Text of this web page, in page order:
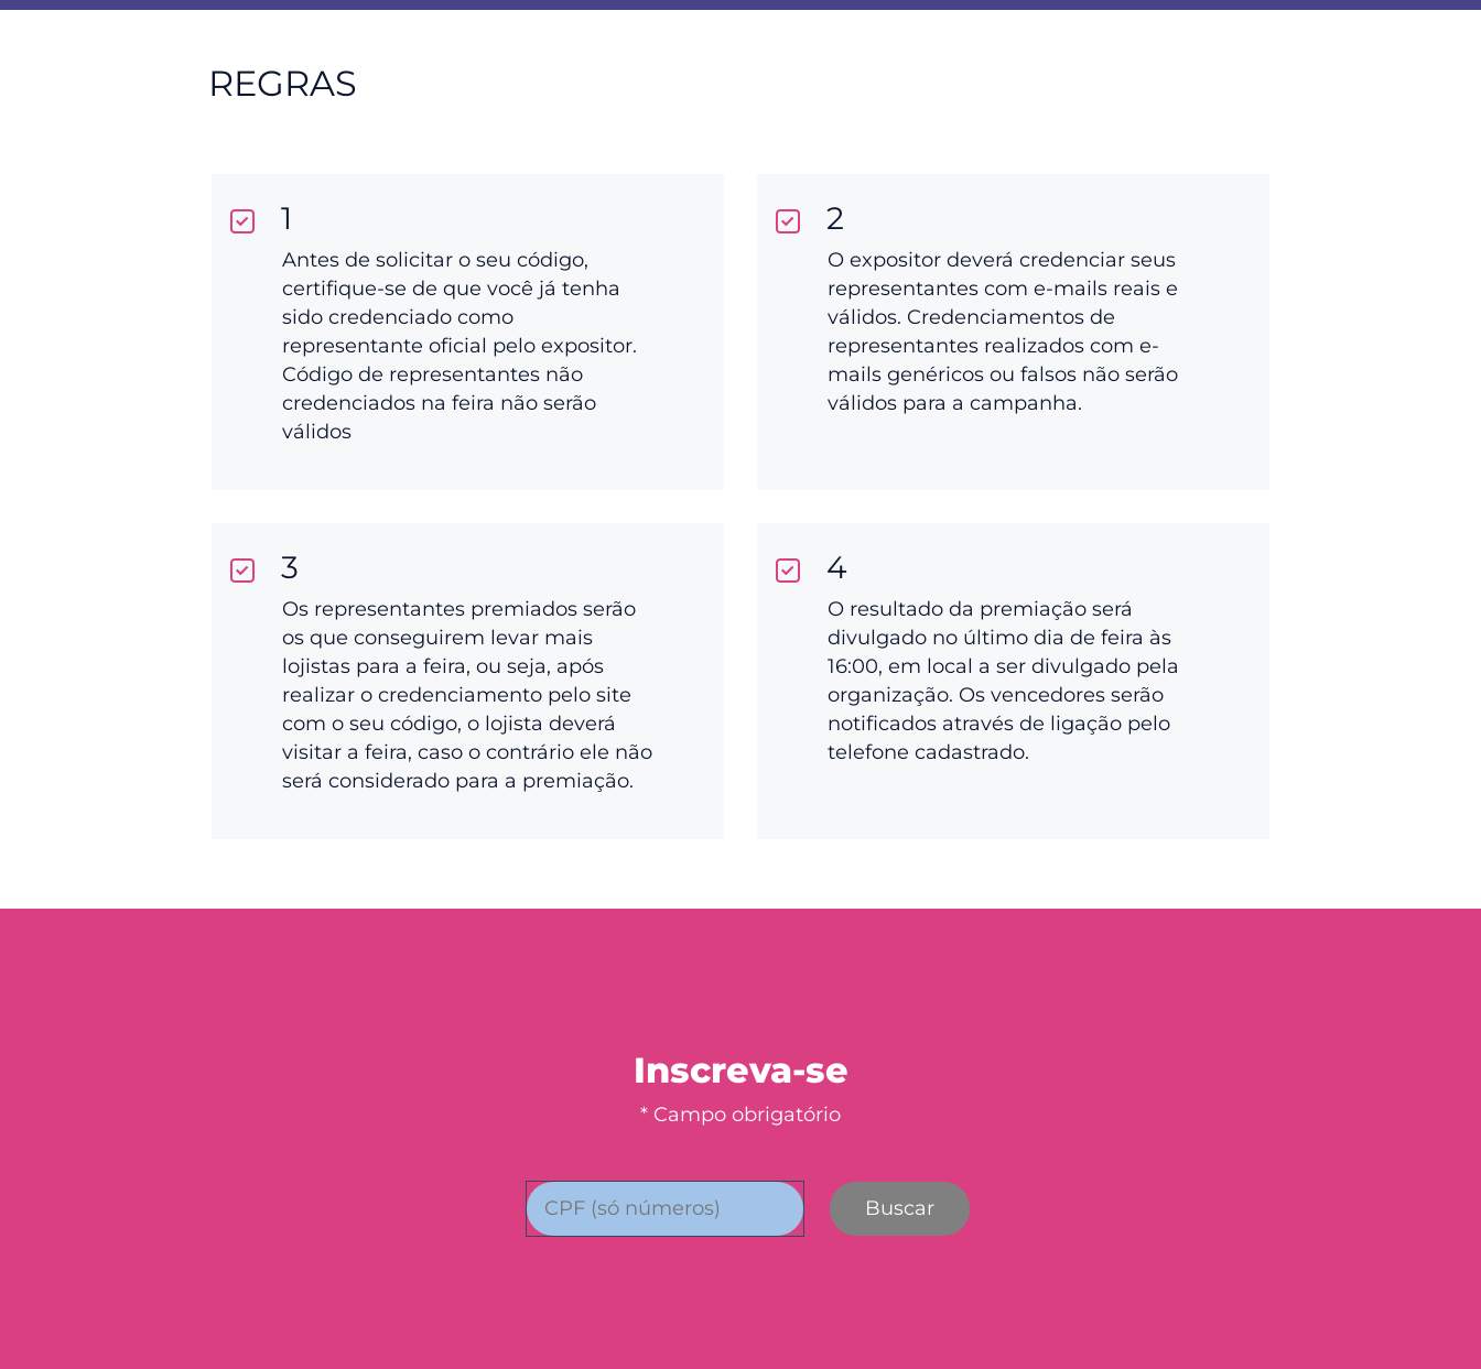
REGRAS
1
Antes de solicitar o seu código,
certifique-se de que você já tenha
sido credenciado como
representante oficial pelo expositor.
Código de representantes não
credenciados na feira não serão
válidos
2
O expositor deverá credenciar seus
representantes com e-mails reais e
válidos. Credenciamentos de
representantes realizados com e-
mails genéricos ou falsos não serão
válidos para a campanha.
3
Os representantes premiados serão
os que conseguirem levar mais
lojistas para a feira, ou seja, após
realizar o credenciamento pelo site
com o seu código, o lojista deverá
visitar a feira, caso o contrário ele não
será considerado para a premiação.
4
O resultado da premiação será
divulgado no último dia de feira às
16:00, em local a ser divulgado pela
organização. Os vencedores serão
notificados através de ligação pelo
telefone cadastrado.
Inscreva-se
* Campo obrigatório
Buscar